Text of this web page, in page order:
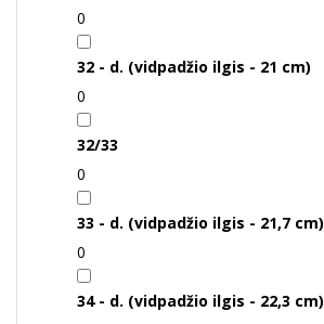
0
32 - d. (vidpadžio ilgis - 21 cm)
0
32/33
0
33 - d. (vidpadžio ilgis - 21,7 cm)
0
34 - d. (vidpadžio ilgis - 22,3 cm)